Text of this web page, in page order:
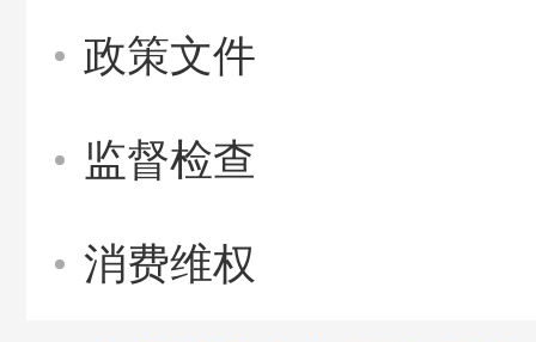
政策文件
监督检查
消费维权